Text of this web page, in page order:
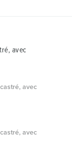
avec
avec
avec